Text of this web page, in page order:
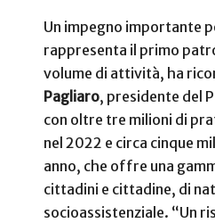
Un impegno importante
rappresenta il primo
volume di attività, ha
Pagliaro, presidente del
con oltre tre milioni di
nel 2022 e circa cinque
anno, che offre una
cittadini e cittadine, di
socioassistenziale. “Un